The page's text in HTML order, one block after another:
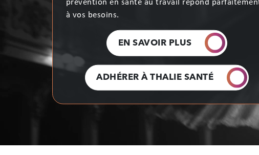
mannequin ou enfant du spectacle, Thalie
Santé, Service de
vous accompagne dans la prévention des
risques professionnels. Bonne navigation !